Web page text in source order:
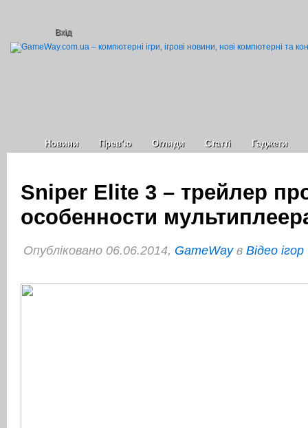
Вхід
Новини Прев’ю Огляди Статті Гаджети
Sniper Elite 3 – трейлер
особенности
Опубліковано 06.06.2014, GameWayв Відео ігор